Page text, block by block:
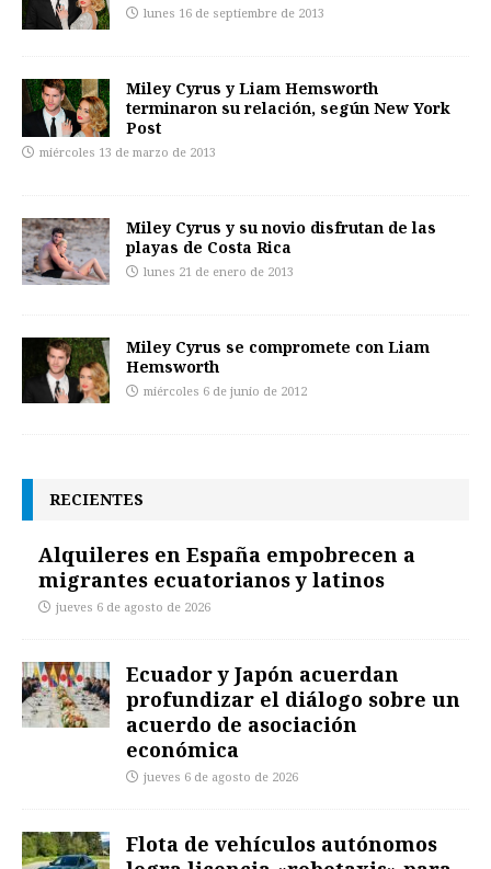
lunes 16 de septiembre de 2013
Miley Cyrus y Liam Hemsworth
terminaron su relación, según New York
Post
miércoles 13 de marzo de 2013
Miley Cyrus y su novio disfrutan de las
playas de Costa Rica
lunes 21 de enero de 2013
Miley Cyrus se compromete con Liam
Hemsworth
miércoles 6 de junio de 2012
RECIENTES
Alquileres en España empobrecen a
migrantes ecuatorianos y latinos
jueves 6 de agosto de 2026
Ecuador y Japón acuerdan
profundizar el diálogo sobre un
acuerdo de asociación
económica
jueves 6 de agosto de 2026
Flota de vehículos autónomos